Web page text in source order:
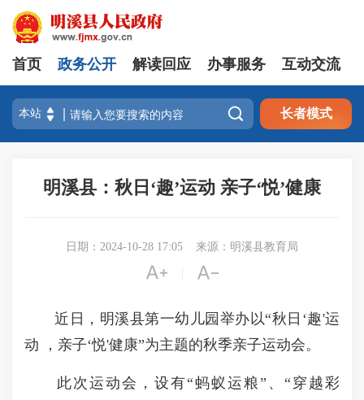
首页 政务公开 解读回应 办事服务 互动交流
 长者模式
明溪县：秋日‘趣’运动 亲子‘悦’健康
日期：2024-10-28 17:05 来源：明溪县教育局
 
近日，明溪县第一幼儿园举办以“秋日‘趣'运
动 ，亲子‘悦'健康”为主题的秋季亲子运动会。
此次运动会，设有“蚂蚁运粮”、“穿越彩